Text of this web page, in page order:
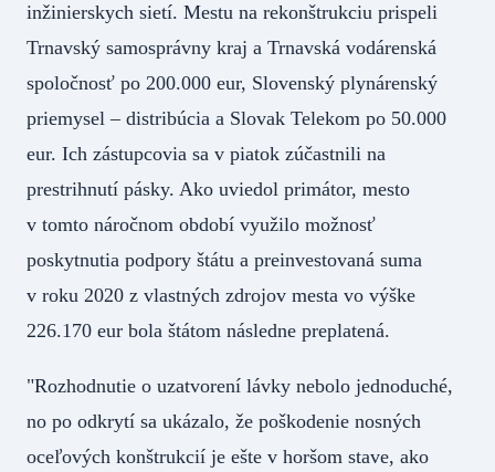
inžinierskych sietí. Mestu na rekonštrukciu prispeli
Trnavský samosprávny kraj a Trnavská vodárenská
spoločnosť po 200.000 eur, Slovenský plynárenský
priemysel – distribúcia a Slovak Telekom po 50.000
eur. Ich zástupcovia sa v piatok zúčastnili na
prestrihnutí pásky. Ako uviedol primátor, mesto
v tomto náročnom období využilo možnosť
poskytnutia podpory štátu a preinvestovaná suma
v roku 2020 z vlastných zdrojov mesta vo výške
226.170 eur bola štátom následne preplatená.
"Rozhodnutie o uzatvorení lávky nebolo jednoduché,
no po odkrytí sa ukázalo, že poškodenie nosných
oceľových konštrukcií je ešte v horšom stave, ako